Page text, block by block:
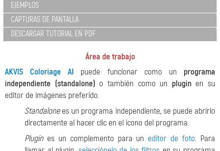
EJEMPLOS
CAPTURAS DE PANTALLA
DESCARGAR TUTORIAL EN PDF
Área de trabajo
AKVIS Coloriage AI puede funcionar como un programa
independiente (standalone) o también como un pluginen su
editor de imágenes preferido.
Standalonees un programa independiente, se puede abrirlo
directamente al hacer clic en el icono del programa.
Plugines un complemento para un editor de foto. Para